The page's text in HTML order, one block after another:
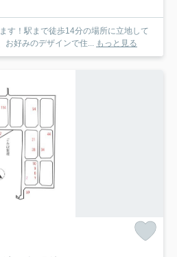
す！駅まで徒歩14分の場所に立地して
お好みのデザインで住... もっと見る